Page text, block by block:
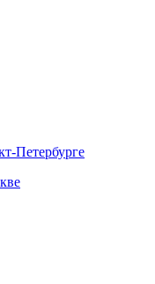
Петербурге